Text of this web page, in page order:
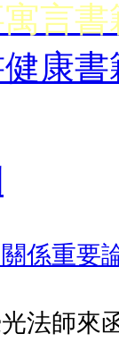
言書
健康書
關係重
法師來